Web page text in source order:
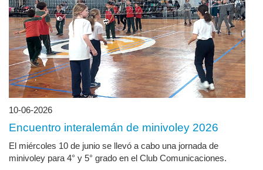
10-06-2026
Encuentro interalemán de minivoley 2026
El miércoles 10 de junio se llevó a cabo una jornada de
minivoley para 4° y 5° grado en el Club Comunicaciones.